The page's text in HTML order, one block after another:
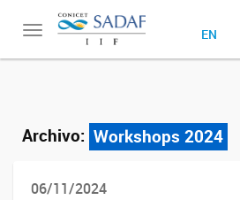
Toggle
EN
Archivo: Workshops 2024
06/11/2024